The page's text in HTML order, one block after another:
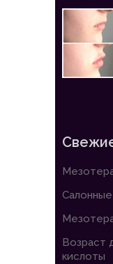
Возраст
кислоты